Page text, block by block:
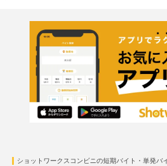
ショットワークスコンビニの短期バイト・単発バ